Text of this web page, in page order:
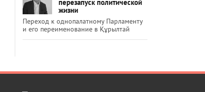
перезапуск политической
жизни
Переход к однопалатному Парламенту
и его переименование в Құрылтай